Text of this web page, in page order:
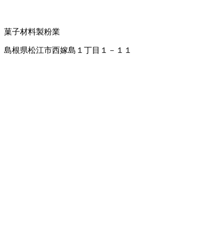
菓子材料製粉業
島根県松江市西嫁島１丁目１－１１